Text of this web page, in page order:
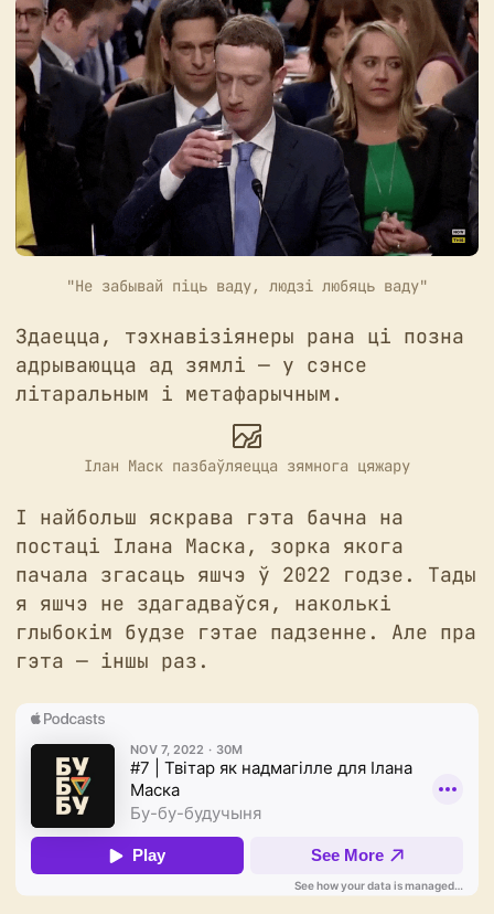
"Не забывай піць ваду, людзі любяць ваду"
Здаецца, тэхнавізіянеры рана ці позна
адрываюцца ад зямлі — у сэнсе
літаральным і метафарычным.
Ілан Маск пазбаўляецца зямнога цяжару
І найбольш яскрава гэта бачна на
постаці Ілана Маска, зорка якога
пачала згасаць яшчэ ў 2022 годзе. Тады
я яшчэ не здагадваўся, наколькі
глыбокім будзе гэтае падзенне. Але пра
гэта — іншы раз.